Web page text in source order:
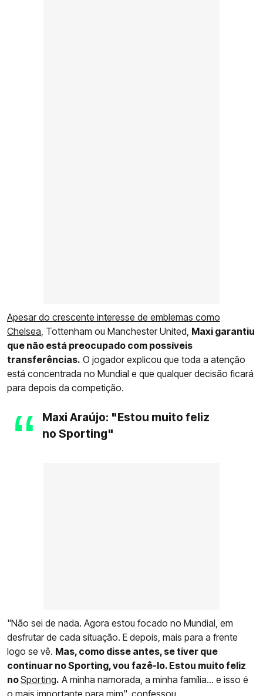
Apesar do crescente interesse de emblemas como
Chelsea, Tottenham ou Manchester United, Maxi garantiu
que não está preocupado com possíveis
transferências. O jogador explicou que toda a atenção
está concentrada no Mundial e que qualquer decisão ficará
para depois da competição.
Maxi Araújo: "Estou muito feliz
no Sporting"
"Não sei de nada. Agora estou focado no Mundial, em
desfrutar de cada situação. E depois, mais para a frente
logo se vê. Mas, como disse antes, se tiver que
continuar no Sporting, vou fazê-lo. Estou muito feliz
noSporting. A minha namorada, a minha família... e isso é